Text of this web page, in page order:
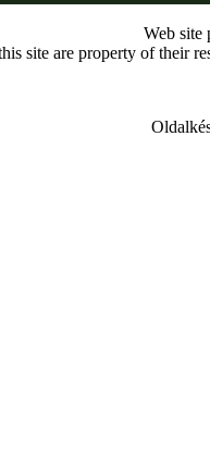
Web site
site are property of their